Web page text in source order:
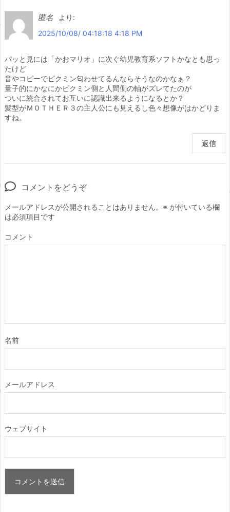
匿名
より:
2025/10/08/ 04:18:18 4:18 PM
パッと見には「かおマリオ」に次ぐ幼児教育系ソフトかなとも思っ
たけど
音やコピーでピクミン匂わせてるんならそうなのかなぁ？
量子的にかなにかピクミン側と人間側の軸がズレてたのが
ついに統合されてお互いに認識出来るようになるとか？
髪型がＭＯＴＨＥＲ３の主人公にも見えるし色々想像がはかどりま
すね。
返信
コメントをどうぞ
メールアドレスが公開されることはありません。 ※ が付いている欄
は必須項目です
コメント
名前
メールアドレス
ウェブサイト